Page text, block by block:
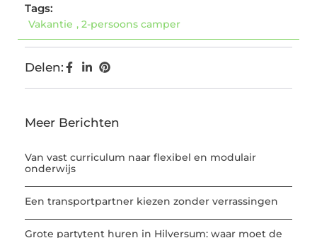
Tags:
Vakantie , 2-persoons camper
Delen:
Meer Berichten
Van vast curriculum naar flexibel en modulair
onderwijs
Een transportpartner kiezen zonder verrassingen
Grote partytent huren in Hilversum: waar moet de